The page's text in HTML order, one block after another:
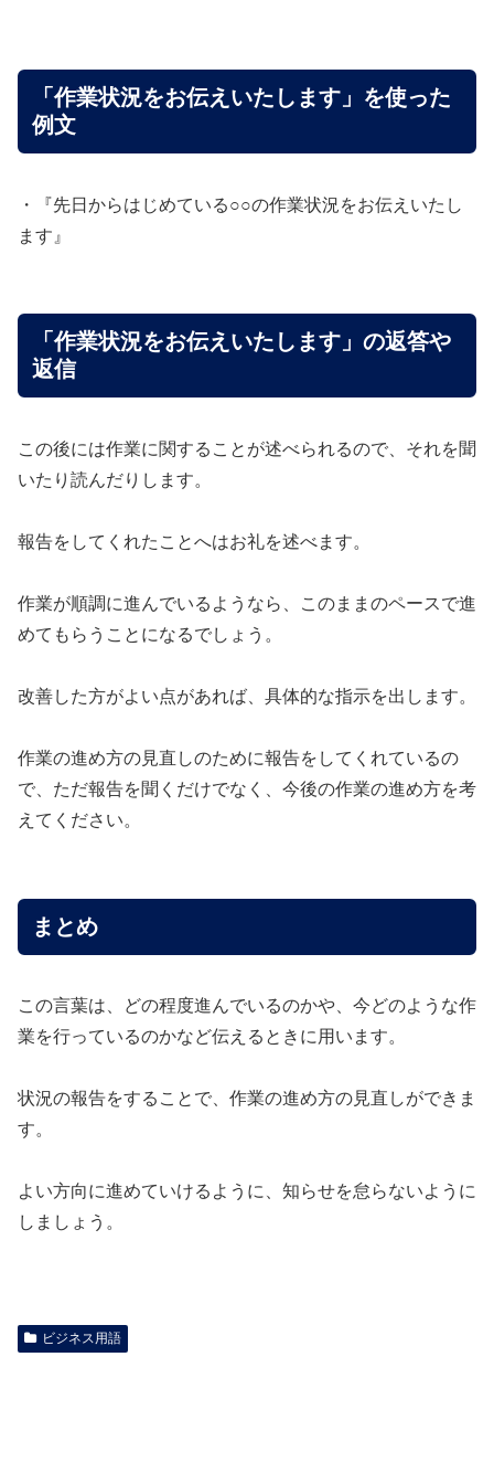
「作業状況をお伝えいたします」を使った
例文
・『先日からはじめている○○の作業状況をお伝えいたし
ます』
「作業状況をお伝えいたします」の返答や
返信
この後には作業に関することが述べられるので、それを聞
いたり読んだりします。
報告をしてくれたことへはお礼を述べます。
作業が順調に進んでいるようなら、このままのペースで進
めてもらうことになるでしょう。
改善した方がよい点があれば、具体的な指示を出します。
作業の進め方の見直しのために報告をしてくれているの
で、ただ報告を聞くだけでなく、今後の作業の進め方を考
えてください。
まとめ
この言葉は、どの程度進んでいるのかや、今どのような作
業を行っているのかなど伝えるときに用います。
状況の報告をすることで、作業の進め方の見直しができま
す。
よい方向に進めていけるように、知らせを怠らないように
しましょう。
ビジネス用語